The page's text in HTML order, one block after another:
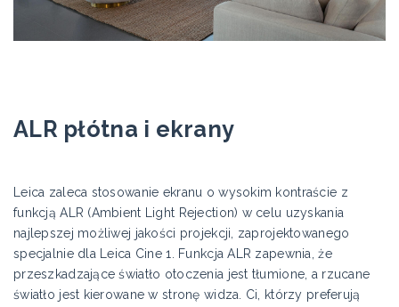
ALR płótna i ekrany
Leica zaleca stosowanie ekranu o wysokim kontraście z
funkcją ALR (Ambient Light Rejection) w celu uzyskania
najlepszej możliwej jakości projekcji, zaprojektowanego
specjalnie dla Leica Cine 1. Funkcja ALR zapewnia, że
przeszkadzające światło otoczenia jest tłumione, a rzucane
światło jest kierowane w stronę widza. Ci, którzy preferują